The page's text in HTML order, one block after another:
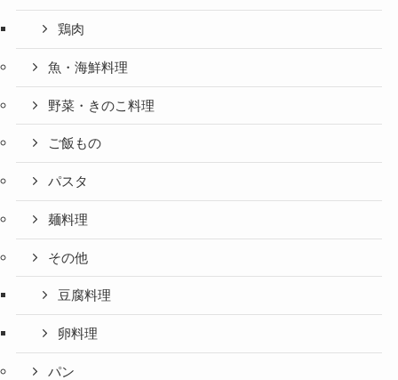
鶏肉
魚・海鮮料理
野菜・きのこ料理
ご飯もの
パスタ
麺料理
その他
豆腐料理
卵料理
パン